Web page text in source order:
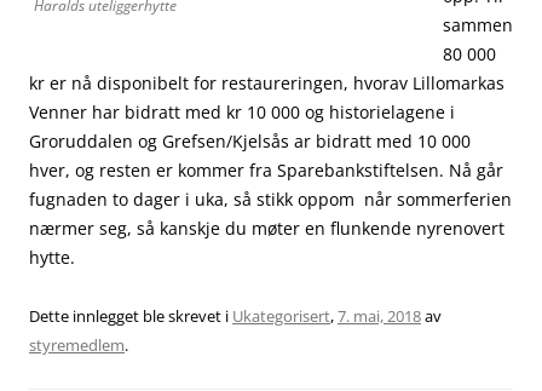
Haralds uteliggerhytte
sammen
80 000
kr er nå disponibelt for restaureringen, hvorav Lillomarkas
Venner har bidratt med kr 10 000 og historielagene i
Groruddalen og Grefsen/Kjelsås ar bidratt med 10 000
hver, og resten er kommer fra Sparebankstiftelsen. Nå går
fugnaden to dager i uka, så stikk oppom når sommerferien
nærmer seg, så kanskje du møter en flunkende nyrenovert
hytte.
Dette innlegget ble skrevet i Ukategorisert,7. mai, 2018av
styremedlem.